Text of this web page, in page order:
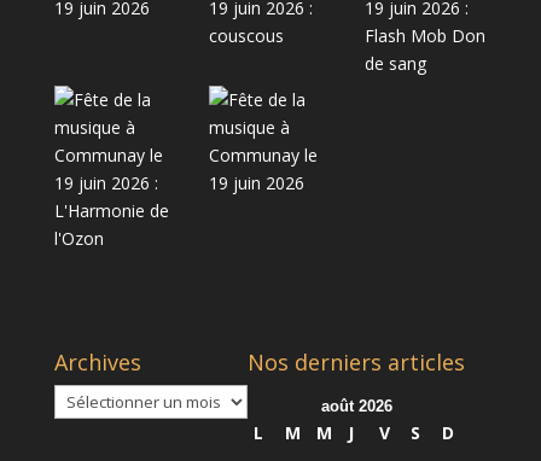
Archives
Archives
Nos derniers articles
août 2026
L M M J V S
D